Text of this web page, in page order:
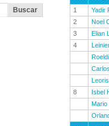
1
Yadir
2
Noel
3
Elian
4
8
Isbel
Mario